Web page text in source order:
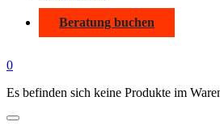
Beratung buchen
0
Es befinden sich keine Produkte im